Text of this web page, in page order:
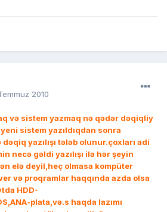
2010
və sistem yazmaq nə qədər dəqiqliy
sistem yazıldıqdan sonra
yazılışı tələb olunur.çoxları adi
necə gəldi yazılışı ilə hər şeyin
elə deyil,heç olmasa kompüter
və proqramlar haqqında azda olsa
HDD-
plata,və.s haqda lazımı